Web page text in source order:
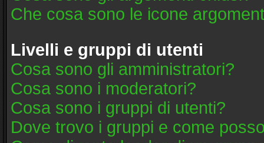
Che cosa sono le icone
Livelli e gruppi di utenti
Cosa sono gli amministratori?
Cosa sono i moderatori?
Cosa sono i gruppi di utenti?
Dove trovo i gruppi e come